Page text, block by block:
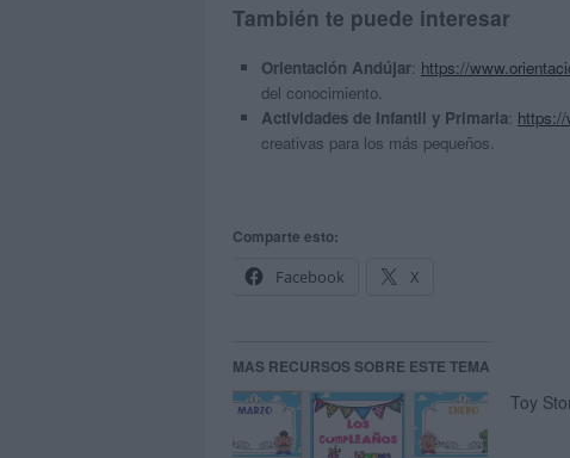
También te puede interesar
Orientación Andújar: https://
del conocimiento.
Actividades de Infantil y Primaria:
creativas para los más pequeños.
Comparte esto:
Facebook
X
MAS RECURSOS SOBRE ESTE TEMA
Toy